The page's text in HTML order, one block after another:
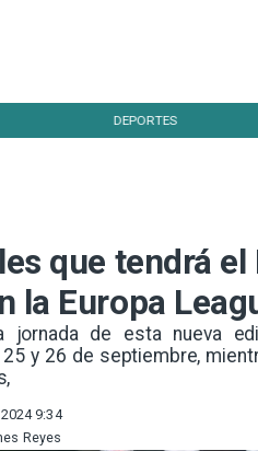
DEPORTES
que tendrá
la Europa
jornada de esta nueva
y 26 de septiembre,
9:34
Reyes